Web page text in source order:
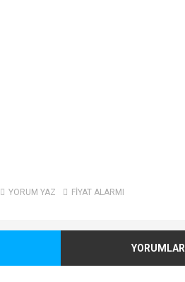
YORUM YAZ FİYAT ALARMI
YORUMLAR